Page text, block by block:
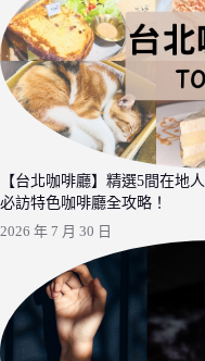
【台北咖啡廳】精選5間在地
必訪特色咖啡廳全攻略！
2026 年 7 月 30 日